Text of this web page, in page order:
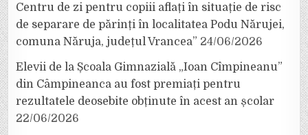
Centru de zi pentru copiii aflați în situație de risc
de separare de părinți în localitatea Podu Nărujei,
comuna Năruja, județul Vrancea” 24/06/2026
Elevii de la Școala Gimnazială „Ioan Cîmpineanu”
din Câmpineanca au fost premiați pentru
rezultatele deosebite obținute în acest an școlar
22/06/2026